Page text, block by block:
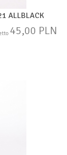
ALLBLACK
45,00 PLN